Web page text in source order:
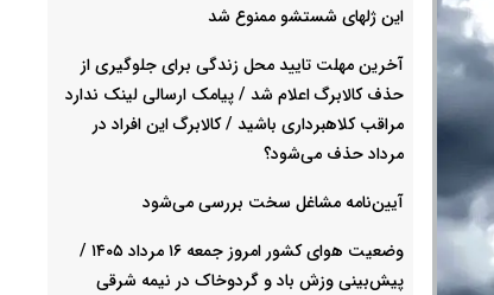
این ژلهای شستشو ممنوع شد
آخرین مهلت تایید محل زندگی برای جلوگیری از
حذف کالابرگ اعلام شد / پیامک ارسالی لینک ندارد
مراقب کلاهبرداری باشید / کالابرگ این افراد در
مرداد حذف می‌شود؟
آیین‌نامه مشاغل سخت بررسی می‌شود
وضعیت هوای کشور امروز جمعه ۱۶ مرداد ۱۴۰۵ /
پیش‌بینی وزش باد و گردوخاک در نیمه شرقی